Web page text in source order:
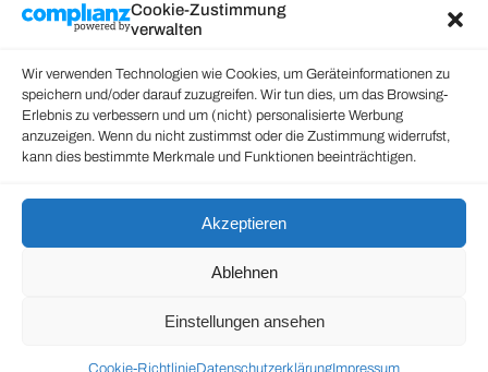
Cookie-Zustimmung
verwalten
Wir verwenden Technologien wie Cookies, um Geräteinformationen zu
speichern und/oder darauf zuzugreifen. Wir tun dies, um das Browsing-
Erlebnis zu verbessern und um (nicht) personalisierte Werbung
anzuzeigen. Wenn du nicht zustimmst oder die Zustimmung widerrufst,
kann dies bestimmte Merkmale und Funktionen beeinträchtigen.
Akzeptieren
Ablehnen
Einstellungen ansehen
Cookie-RichtlinieDatenschutzerklärung Impressum